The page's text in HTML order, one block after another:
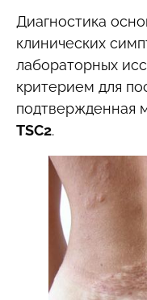
Диагностика
клинических
лабораторных
критерием для
подтвержденная
TSC2.